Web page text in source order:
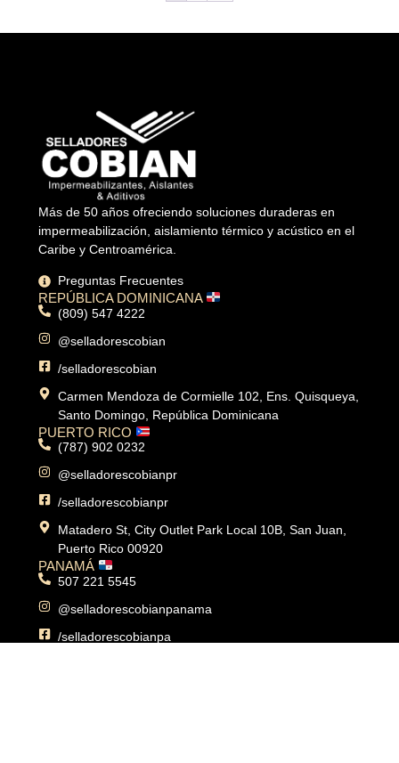
Más de 50 años ofreciendo soluciones duraderas en
impermeabilización, aislamiento térmico y acústico en el
Caribe y Centroamérica.
Preguntas Frecuentes
REPÚBLICA DOMINICANA
(809) 547 4222
@selladorescobian
/selladorescobian
Carmen Mendoza de Cormielle 102, Ens. Quisqueya,
Santo Domingo, República Dominicana
PUERTO RICO
(787) 902 0232
@selladorescobianpr
/selladorescobianpr
Matadero St, City Outlet Park Local 10B, San Juan,
Puerto Rico 00920
PANAMÁ
507 221 5545
@selladorescobianpanama
/selladorescobianpa